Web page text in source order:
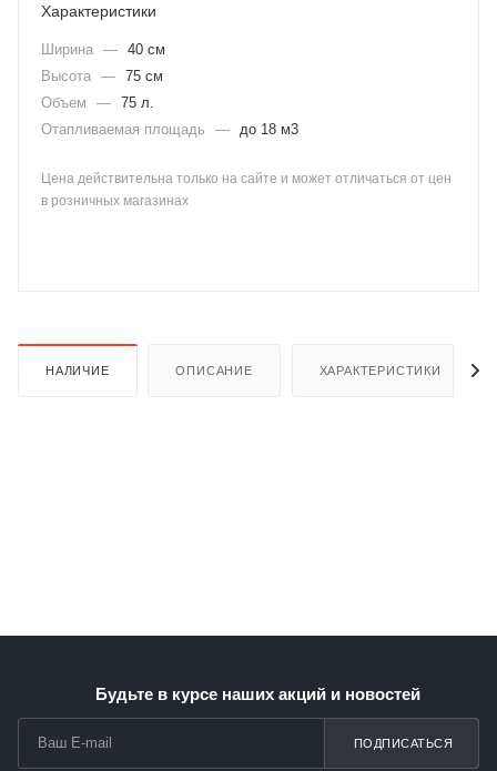
Характеристики
Ширина — 40 см
Высота — 75 см
Объем
— 75 л.
Отапливаемая площадь
— до 18 м3
Цена действительна только на сайте и может отличаться от цен
в розничных магазинах
НАЛИЧИЕ ОПИСАНИЕ ХАРАКТЕРИСТИКИ
Будьте в курсе наших акций и новостей
ПОДПИСАТЬСЯ